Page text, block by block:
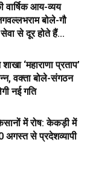
वार्षिक आय-व्यय
बोले-गौ
से दूर होते हैं...
‘महाराणा प्रताप’
वक्ता बोले-संगठन
नई गति
में रोष: केकड़ी में
अगस्त से प्रदेशव्यापी